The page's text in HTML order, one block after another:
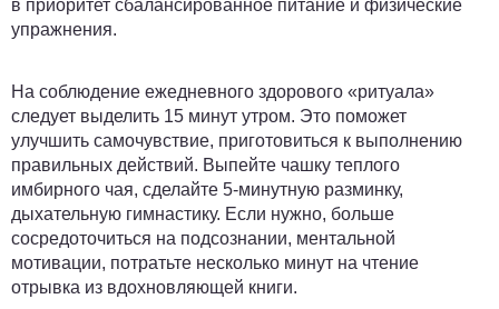
в приоритет сбалансированное питание и физические
упражнения.
На соблюдение ежедневного здорового «ритуала»
следует выделить 15 минут утром. Это поможет
улучшить самочувствие, приготовиться к выполнению
правильных действий. Выпейте чашку теплого
имбирного чая, сделайте 5-минутную разминку,
дыхательную гимнастику. Если нужно, больше
сосредоточиться на подсознании, ментальной
мотивации, потратьте несколько минут на чтение
отрывка из вдохновляющей книги.